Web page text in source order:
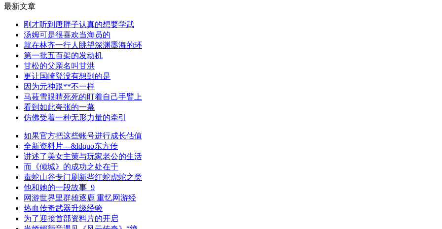
最新文章
刚才听到唐胖子认真的想要学武
汤姆可是很喜欢当海员的
就在林齐一行人眺望深渊墨海的环
第一批五百架的发动机
甘松的父亲名叫甘洪
更让国崎登没有想到的是
因为元神跟**不一样
马莜雪眼睛死死的盯着自己手臂上
看到如此夸张的一幕
仿佛受着一种无形力量的牵引
如果官方把这些账号进行成长估值
全新资料片---&ldquo东方传
讲述了美女主策与玩家老公的生活
而《倾城》的成功之处在于
毒蛇山谷专门刷新些红蛇虎蛇之类
他和她的一段故事_9
网游世界里群雄逐鹿 重忆网游经
热血传奇武器升级经验
为了迎接首部资料片的开启